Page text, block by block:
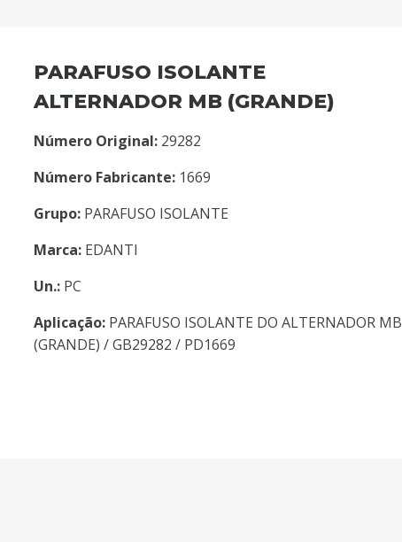
PARAFUSO ISOLANTE
ALTERNADOR MB (GRANDE)
Número Original: 29282
Número Fabricante: 1669
Grupo: PARAFUSO ISOLANTE
Marca: EDANTI
Un.: PC
Aplicação: PARAFUSO ISOLANTE DO ALTERNADOR MB
(GRANDE) / GB29282 / PD1669